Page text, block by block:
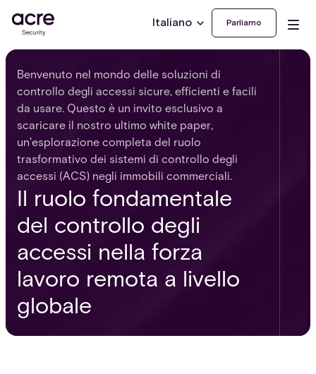
Italiano Parliamo
Il ruolo fondamentale
del controllo degli
accessi nella forza
lavoro remota a livello
globale
Benvenuto nel mondo delle soluzioni di
controllo degli accessi sicure, efficienti e facili
da usare. Questo è un invito esclusivo a
scaricare il nostro ultimo white paper,
un'esplorazione completa del ruolo
trasformativo dei sistemi di controllo degli
accessi (ACS) negli immobili commerciali.